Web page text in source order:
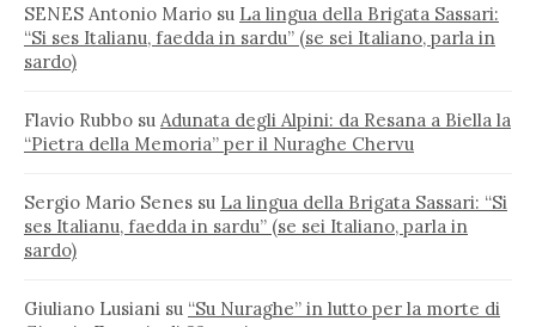
SENES Antonio Mario su La lingua della Brigata Sassari:
“Si ses Italianu, faedda in sardu” (se sei Italiano, parla in
sardo)
Flavio Rubbo su Adunata degli Alpini: da Resana a Biella la
“Pietra della Memoria” per il Nuraghe Chervu
Sergio Mario Senes su La lingua della Brigata Sassari: “Si
ses Italianu, faedda in sardu” (se sei Italiano, parla in
sardo)
Giuliano Lusiani su “Su Nuraghe” in lutto per la morte di